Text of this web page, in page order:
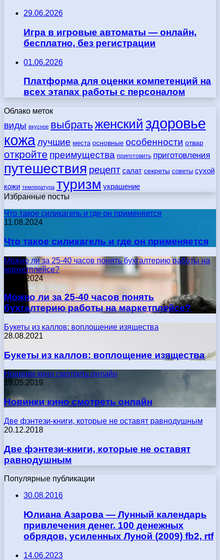
29.06.2026
Игра в игровые автоматы — онлайн,
бесплатно, без регистрации
01.06.2026
Платформа для оценки компетенций на
всех этапах работы с персоналом
Облако меток
виды вкусное выбратьженский здоровье
кожалучшие места основные особенности отвар
откройте преимущества приготовить приготовления
путешествия рецепт салат секреты советы сухой
кожи температура туризм украшение
Избранные посты
Что такое силикагель и где он применяется
11.08.2024
Что такое силикагель и где он применяется
Можно ли за 25-40 часов понять бухгалтерию работы на
маркетплейсе?
17.05.2024
Можно ли за 25-40 часов понять
бухгалтерию работы на маркетплейсе?
Букеты из каллов: воплощение изящества
28.08.2021
Букеты из каллов: воплощение изящества
Новинки кино смотреть онлайн
19.05.2019
Новинки кино смотреть онлайн
Две фэнтези-книги, которые не оставят равнодушным
20.12.2018
Две фэнтези-книги, которые не оставят
равнодушным
Популярные публикации
30.08.2016
Юлиана Азарова — Лунный календарь
привлечения денег. 100 денежных
обрядов, усиленных Луной (2009) fb2, rtf
14.06.2023